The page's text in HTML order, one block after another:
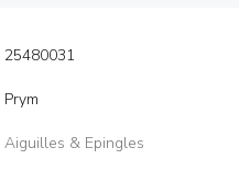
25480031
Prym
Aiguilles & Epingles